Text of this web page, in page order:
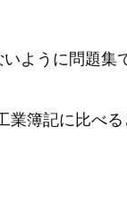
ように問題集
簿記に比べ